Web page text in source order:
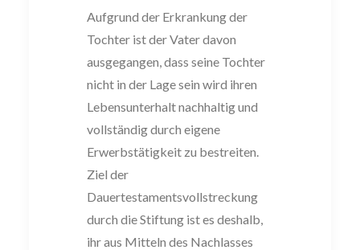
Aufgrund der Erkrankung der
Tochter ist der Vater davon
ausgegangen, dass seine Tochter
nicht in der Lage sein wird ihren
Lebensunterhalt nachhaltig und
vollständigdurch eigene
Erwerbstätigkeit zu bestreiten.
Ziel der
Dauertestamentsvollstreckung
durch die Stiftung ist es deshalb,
ihr aus Mitteln des Nachlasses